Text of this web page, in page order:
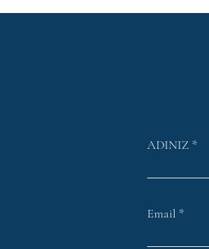
ADINIZ
Email